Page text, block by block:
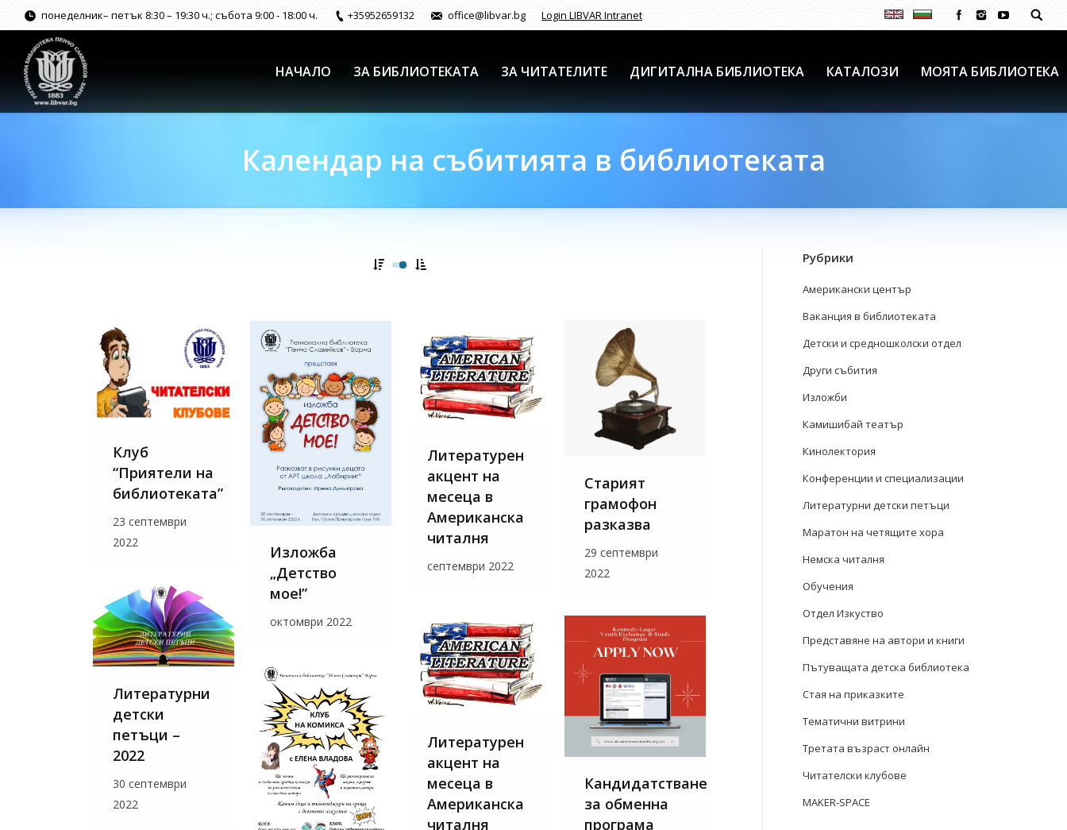
понеделник– петък 8:30 – 19:30 ч.; събота 9:00 - 18:00 ч. +35952659132 office@libvar.bg Login LIBVAR Intranet
НАЧАЛО ЗА БИБЛИОТЕКАТА ЗА ЧИТАТЕЛИТЕ ДИГИТАЛНА БИБЛИОТЕКА КАТАЛОЗИ МОЯТА БИБЛИОТЕКА
Календар на събитията в библиотеката
Клуб
“Приятели на
библиотеката”
23 септември
2022
Изложба
„Детство
мое!”
октомври 2022
Литературен
акцент на
месеца в
Американска
читалня
септември 2022
Старият
грамофон
разказва
29 септември
2022
Литературни
детски
петъци –
2022
30 септември
2022
Литературен
акцент на
месеца в
Американска
читалня
Кандидатстване
за обменна
програма
Рубрики
Американски център
Ваканция в библиотеката
Детски и средношколски отдел
Други събития
Изложби
Камишибай театър
Кинолектория
Конференции и специализации
Литературни детски петъци
Маратон на четящите хора
Немска читалня
Обучения
Отдел Изкуство
Представяне на автори и книги
Пътуващата детска библиотека
Стая на приказките
Тематични витрини
Третата възраст онлайн
Читателски клубове
MAKER-SPACE